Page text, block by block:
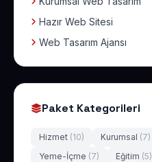
Hazır Web Sitesi
Web Tasarım Ajansı
Paket Kategorileri
Hizmet (10) Kurumsal (7)
Yeme-İçme (7) Eğitim (5)